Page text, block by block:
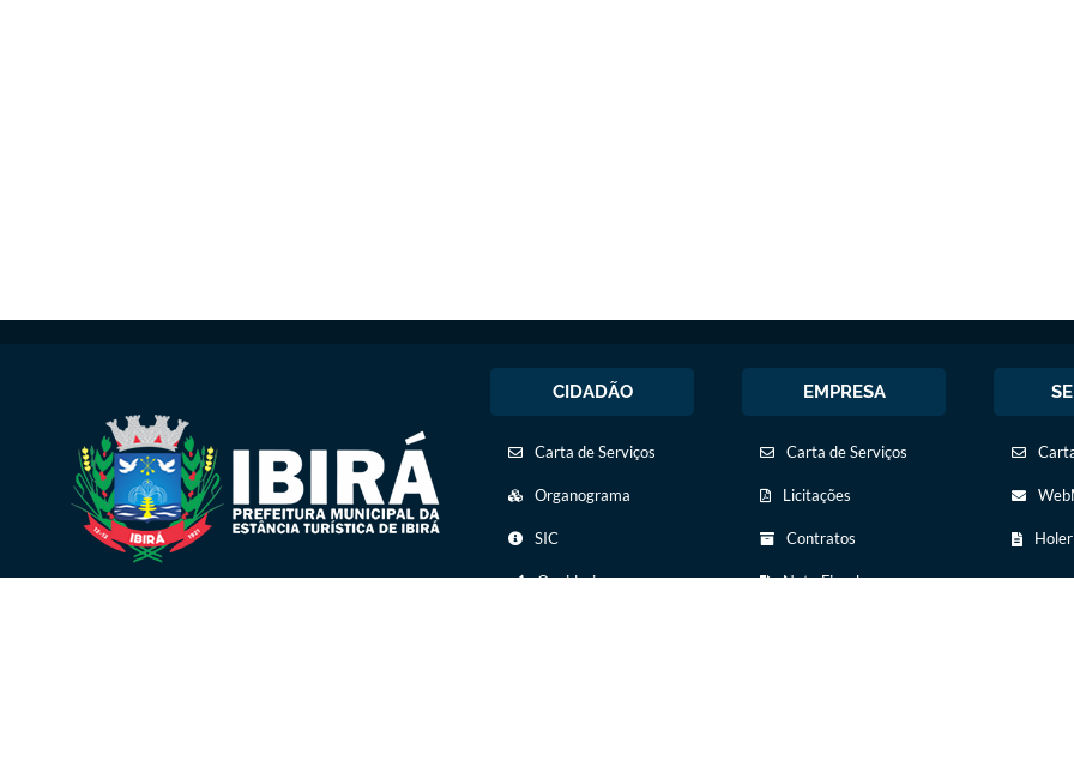
CIDADÃO
Carta de Serviços
Organograma
SIC
Ouvidoria
EMPRESA
Carta de Serviços
Licitações
Contratos
Nota Fiscal